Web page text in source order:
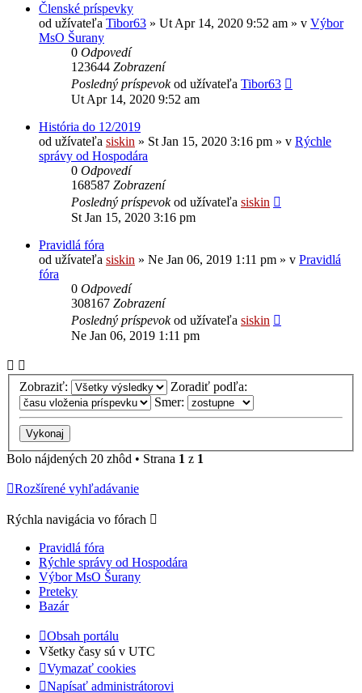
Členské príspevky
od užívateľa Tibor63 » Ut Apr 14, 2020 9:52 am » v Výbor
MsO Šurany
0 Odpovedí
123644 Zobrazení
Posledný príspevokod užívateľa Tibor63
Ut Apr 14, 2020 9:52 am
História do 12/2019
od užívateľa siskin » St Jan 15, 2020 3:16 pm » v Rýchle
správy od Hospodára
0 Odpovedí
168587 Zobrazení
Posledný príspevokod užívateľa siskin
St Jan 15, 2020 3:16 pm
Pravidlá fóra
od užívateľa siskin » Ne Jan 06, 2019 1:11 pm » v Pravidlá
fóra
0 Odpovedí
308167 Zobrazení
Posledný príspevokod užívateľa siskin
Ne Jan 06, 2019 1:11 pm
Zobraziť:
Zoradiť podľa:
Smer:
Bolo nájdených 20 zhôd • Strana 1 z 1
Rozšírené vyhľadávanie
Rýchla navigácia vo fórach
Pravidlá fóra
Rýchle správy od Hospodára
Výbor MsO Šurany
Preteky
Bazár
Obsah portálu
Všetky časy sú v UTC
Vymazať cookies
Napísať administrátorovi